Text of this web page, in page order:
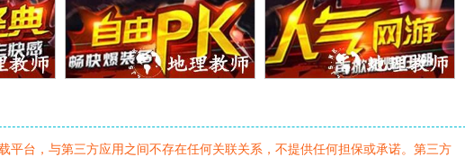
平台，与第三方应用之间不存在任何关联关系，不提供任何担保或承诺。第三方